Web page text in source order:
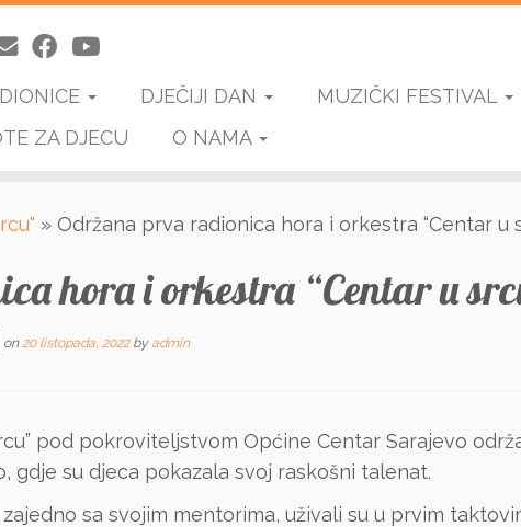
DJEČIJI DAN MUZIČKI FESTIVAL
ZA DJECU
O NAMA
» Održana prva radionica hora i orkestra “Centar u
hora i orkestra “Centar u
on20 listopada, 2022 byadmin
pod pokroviteljstvom Općine Centar Sarajevo
gdje su djeca pokazala svoj raskošni talenat.
sa svojim mentorima, uživali su u prvim